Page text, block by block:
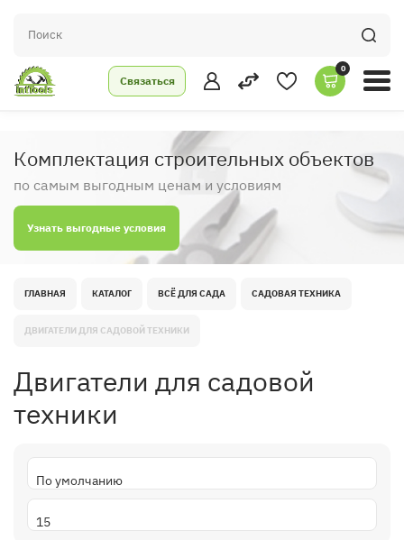
Связаться
0
Комплектация строительных объектов
по самым выгодным ценам и условиям
Узнать выгодные условия
ГЛАВНАЯ КАТАЛОГ ВСЁ ДЛЯ САДА САДОВАЯ ТЕХНИКА
ДВИГАТЕЛИ ДЛЯ САДОВОЙ ТЕХНИКИ
Двигатели для садовой
техники